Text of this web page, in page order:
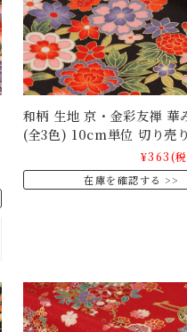
和柄 生地 京・金彩友禅 華
(全3色) 10cm単位 切り売
¥363(
在庫を確認する